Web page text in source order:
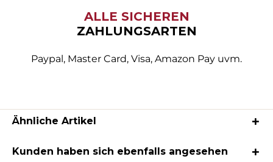
ALLE SICHEREN
ZAHLUNGSARTEN
Paypal, Master Card, Visa, Amazon Pay uvm.
Ähnliche Artikel
Kunden haben sich ebenfalls angesehen